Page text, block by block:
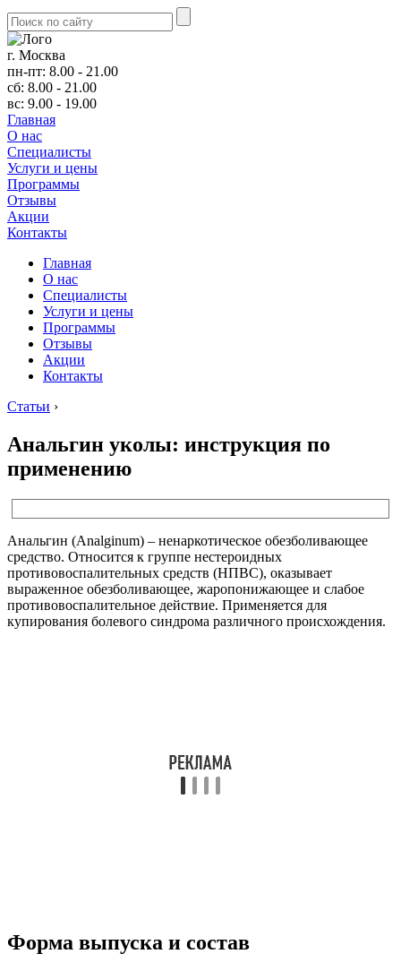
г. Москва
пн-пт: 8.00 - 21.00
сб: 8.00 - 21.00
вс: 9.00 - 19.00
Главная
О нас
Cпециалисты
Услуги и цены
Программы
Отзывы
Акции
Контакты
Главная
О нас
Cпециалисты
Услуги и цены
Программы
Отзывы
Акции
Контакты
Статьи ›
Анальгин уколы: инструкция по
применению
Анальгин (Analginum) – ненаркотическое обезболивающее
средство. Относится к группе нестероидных
противовоспалительных средств (НПВС), оказывает
выраженное обезболивающее, жаропонижающее и слабое
противовоспалительное действие. Применяется для
купирования болевого синдрома различного происхождения.
Форма выпуска и состав